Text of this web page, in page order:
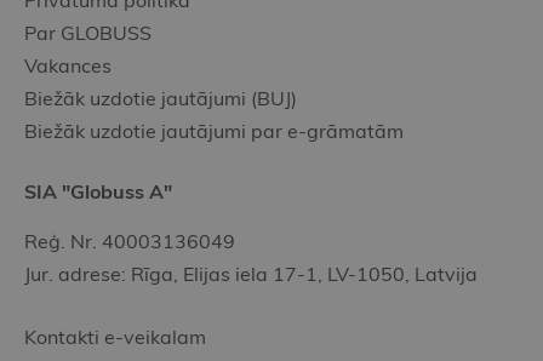
Par GLOBUSS
Vakances
Biežāk uzdotie jautājumi (BUJ)
Biežāk uzdotie jautājumi par e-grāmatām
SIA "Globuss A"
Reģ. Nr. 40003136049
Jur. adrese: Rīga, Elijas iela 17-1, LV-1050, Latvija
Kontakti e-veikalam